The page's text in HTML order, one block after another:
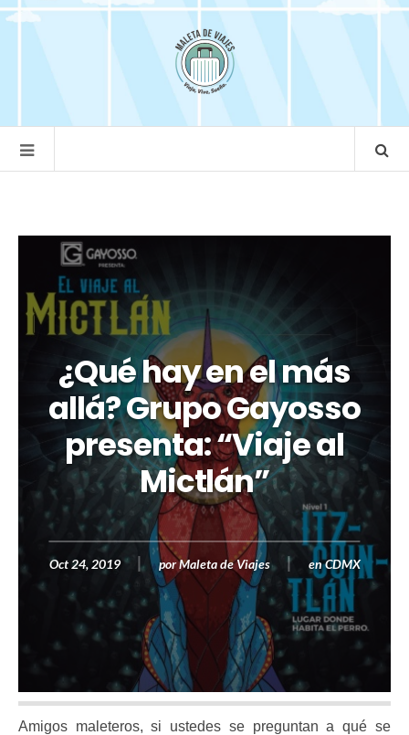
¿Qué hay en el más
allá? Grupo Gayosso
presenta: “Viaje al
Mictlán”
Oct 24, 2019 porMaleta de Viajes enCDMX
Amigos maleteros, si ustedes se preguntan a qué se